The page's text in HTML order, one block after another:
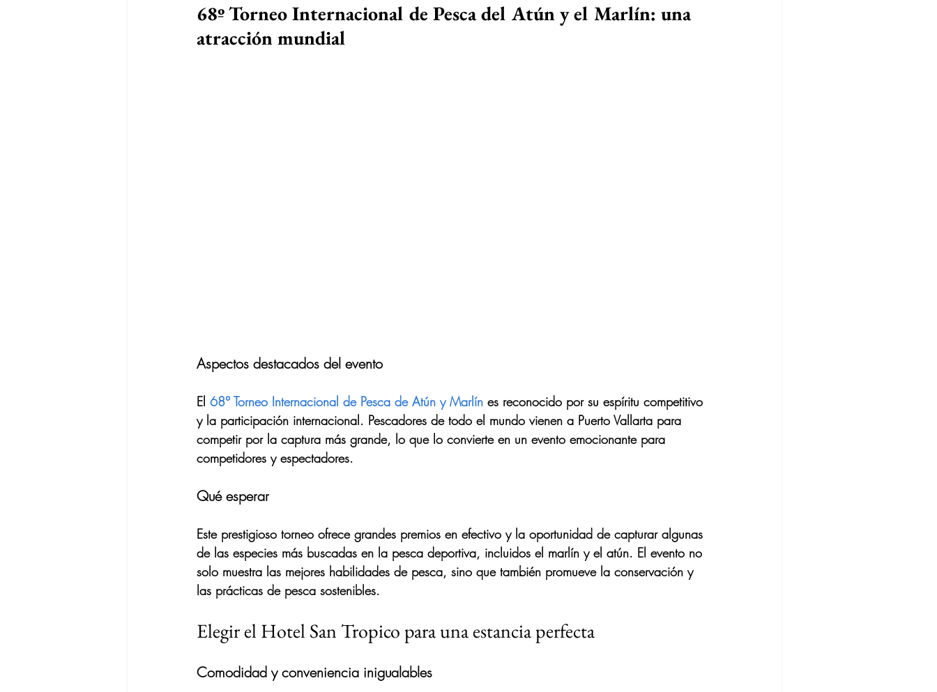
68º Torneo Internacional de Pesca del Atún y el Marlín: una
atracción mundial
Aspectos destacados del evento
El 68° Torneo Internacional de Pesca de Atún y Marlín es reconocido por su espíritu competitivo
y la participación internacional. Pescadores de todo el mundo vienen a Puerto Vallarta para
competir por la captura más grande, lo que lo convierte en un evento emocionante para
competidores y espectadores.
Qué esperar
Este prestigioso torneo ofrece grandes premios en efectivo y la oportunidad de capturar algunas
de las especies más buscadas en la pesca deportiva, incluidos el marlín y el atún. El evento no
solo muestra las mejores habilidades de pesca, sino que también promueve la conservación y
las prácticas de pesca sostenibles.
Elegir el Hotel San Tropico para una estancia perfecta
Comodidad y conveniencia inigualables